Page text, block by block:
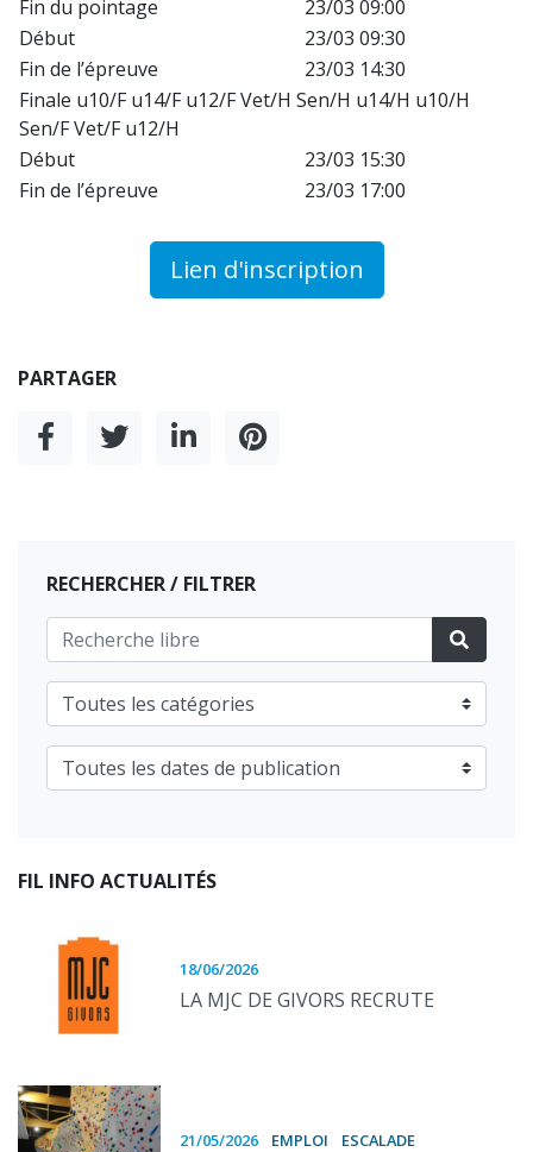
Fin du pointage
23/03 09:00
Début
23/03 09:30
Fin de l’épreuve
23/03 14:30
Finale u10/F u14/F u12/F Vet/H Sen/H u14/H u10/H
Sen/F Vet/F u12/H
Début
23/03 15:30
Fin de l’épreuve
23/03 17:00
Lien d'inscription
PARTAGER
RECHERCHER / FILTRER
FIL INFO ACTUALITÉS
18/06/2026
LA MJC DE GIVORS RECRUTE
21/05/2026 EMPLOI ESCALADE